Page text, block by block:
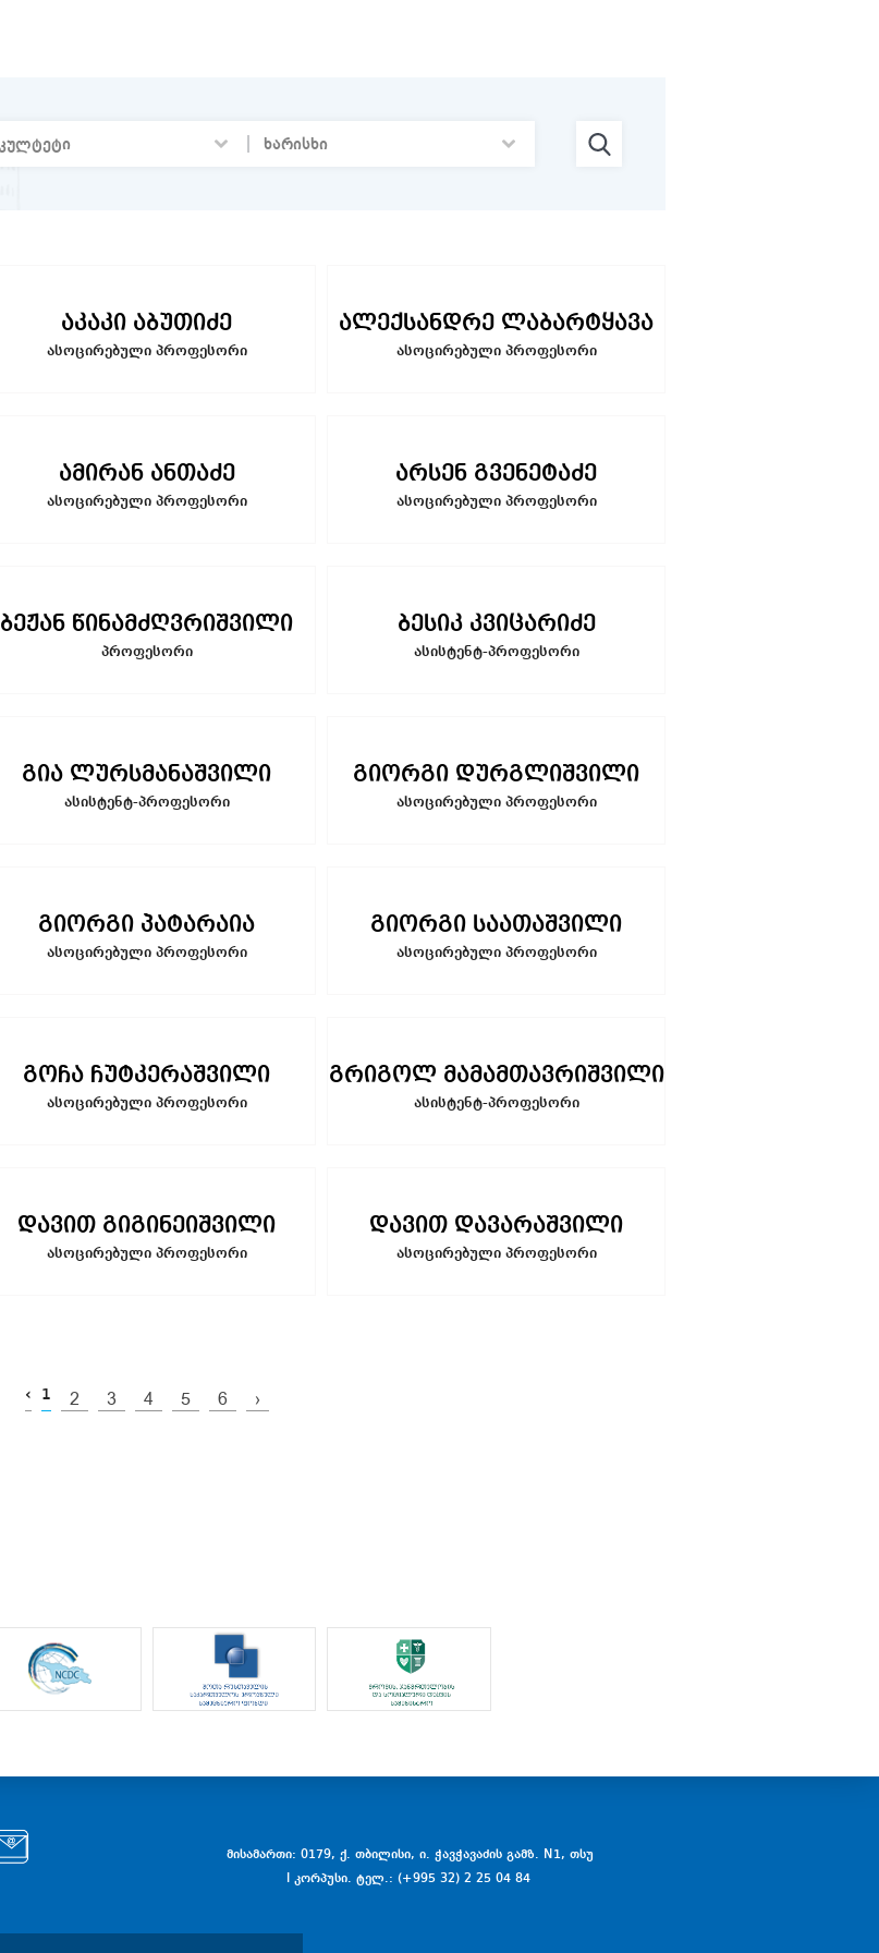
აკაკი აბუთიძე
ასოცირებული პროფესორი
ალექსანდრე ლაბარტყავა
ასოცირებული პროფესორი
ამირან ანთაძე
ასოცირებული პროფესორი
არსენ გვენეტაძე
ასოცირებული პროფესორი
ბეჟან წინამძღვრიშვილი
პროფესორი
ბესიკ კვიცარიძე
ასისტენტ-პროფესორი
გია ლურსმანაშვილი
ასისტენტ-პროფესორი
გიორგი დურგლიშვილი
ასოცირებული პროფესორი
გიორგი პატარაია
ასოცირებული პროფესორი
გიორგი საათაშვილი
ასოცირებული პროფესორი
გოჩა ჩუტკერაშვილი
ასოცირებული პროფესორი
გრიგოლ მამამთავრიშვილი
ასისტენტ-პროფესორი
დავით გიგინეიშვილი
ასოცირებული პროფესორი
დავით დავარაშვილი
ასოცირებული პროფესორი
‹ 1 2 3 4 5 6 ›
მისამართი: 0179, ქ. თბილისი, ი. ჭავჭავაძის გამზ. N1, თსუ
I კორპუსი. ტელ.: (+995 32) 2 25 04 84